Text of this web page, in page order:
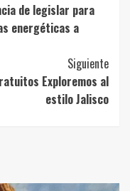
de legislar para
energéticas a
Siguiente
Exploremos al
estilo Jalisco